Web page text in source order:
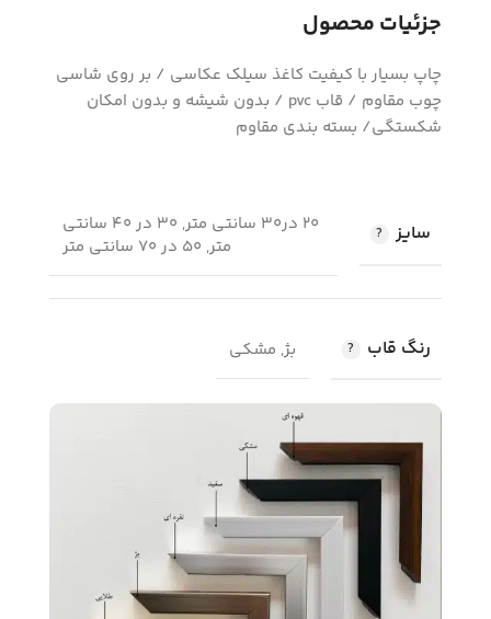
جزئیات محصول
چاپ بسیار با کیفیت کاغذ سیلک عکاسی / بر روی شاسی
چوب مقاوم / قاب pvc / بدون شیشه و بدون امکان
شکستگی/ بسته بندی مقاوم
سایز
20 در30 سانتی متر, 30 در 40 سانتی
متر, 50 در 70 سانتی متر
رنگ قاب بژ, مشکی